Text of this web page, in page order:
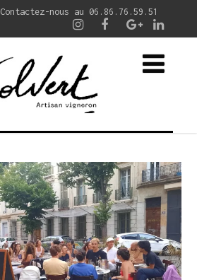
Contactez-nous au 06.86.76.59.51